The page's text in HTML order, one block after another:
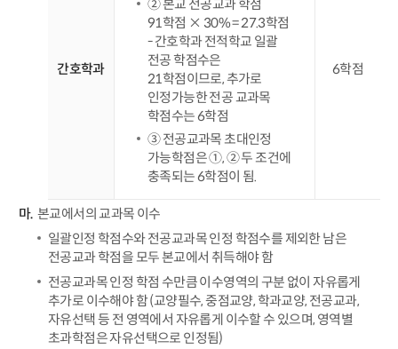
간호학과
② 본교 전공교과 학점
91학점 × 30% = 27.3학점
- 간호학과 전적학교 일괄
전공 학점수은
21학점이므로, 추가로
인정가능한 전공 교과목
학점수는 6학점
③ 전공교과목 초대인정
가능학점은 ①, ② 두 조건에
충족되는 6학점이 됨.
6학점
본교에서의 교과목 이수
일괄인정 학점수와 전공교과목 인정 학점수를 제외한 남은
전공교과 학점을 모두 본교에서 취득해야 함
전공교과목 인정 학점 수만큼 이수영역의 구분 없이 자유롭게
추가로 이수해야 함 (교양필수, 중점교양, 학과교양, 전공교과,
자유선택 등 전 영역에서 자유롭게 이수할 수 있으며, 영역별
초과학점은 자유선택으로 인정됨)